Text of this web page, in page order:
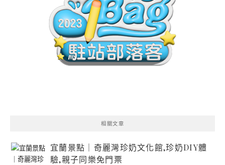
相關文章
宜蘭景點｜奇麗灣珍奶文化館,珍奶DIY體
驗,親子同樂免門票